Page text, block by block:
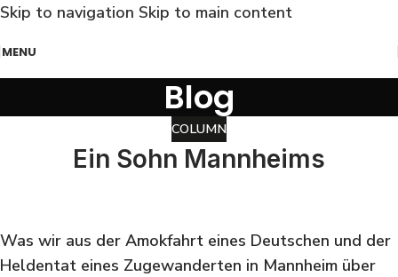
Skip to navigation Skip to main content
MENU
Blog
COLUMN
Ein Sohn Mannheims
Was wir aus der Amokfahrt eines Deutschen und der
Heldentat eines Zugewanderten in Mannheim über